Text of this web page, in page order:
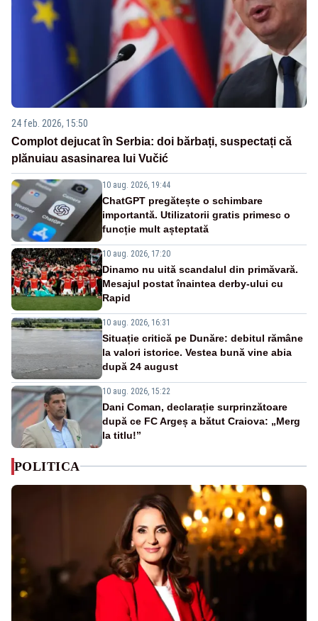
24 feb. 2026, 15:50
Complot dejucat în Serbia: doi bărbați, suspectați că
plănuiau asasinarea lui Vučić
10 aug. 2026, 19:44
ChatGPT pregătește o schimbare
importantă. Utilizatorii gratis primesc o
funcție mult așteptată
10 aug. 2026, 17:20
Dinamo nu uită scandalul din primăvară.
Mesajul postat înaintea derby-ului cu
Rapid
10 aug. 2026, 16:31
Situație critică pe Dunăre: debitul rămâne
la valori istorice. Vestea bună vine abia
după 24 august
10 aug. 2026, 15:22
Dani Coman, declarație surprinzătoare
după ce FC Argeș a bătut Craiova: „Merg
la titlu!”
POLITICA